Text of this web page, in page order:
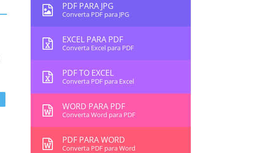
PDF PARA JPG
Converta PDF para JPG
EXCEL PARA PDF
Converta Excel para PDF
PDF TO EXCEL
Converta PDF para Excel
WORD PARA PDF
Converta Word para PDF
PDF PARA WORD
Converta PDF para Word